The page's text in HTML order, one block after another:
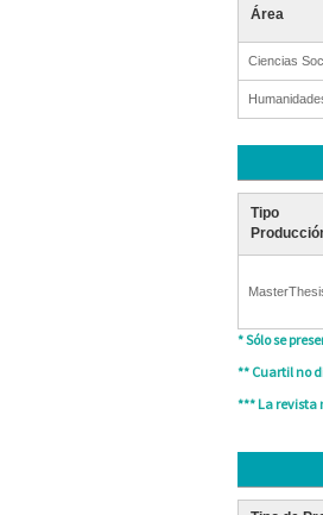
Área
Ciencias
Tipo
* Sólo se
** Cuartil no
*** La revista